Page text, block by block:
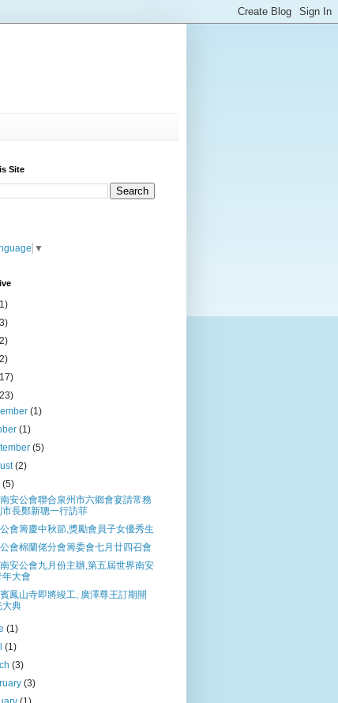
Site
▼
(1)
(1)
(5)
(2)
(5)
安公會聯合泉州市六鄉會宴請常務
市長鄭新聰一行訪菲
會籌慶中秋節,獎勵會員子女優秀生
會棉蘭佬分會籌委會七月廿四召會
安公會九月份主辦,第五屆世界南安
年大會
鳳山寺即將竣工, 廣澤尊王訂期開
大典
(1)
(1)
(3)
(3)